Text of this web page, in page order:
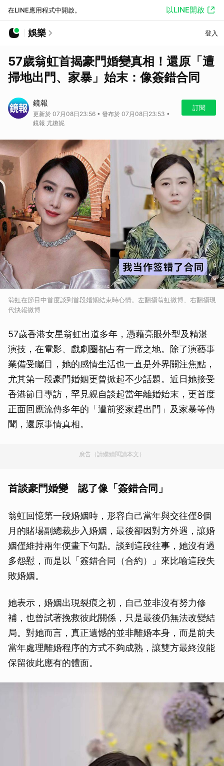
在LINE應用程式中開啟。 以LINE開啟
娛樂 登入
57歲翁虹首揭豪門婚變真相！還原「遭
掃地出門、家暴」始末：像簽錯合同
鏡報
更新於 07月08日23:56 • 發布於 07月08日23:53 •
鏡報 尤嬿妮
訂閱
翁虹在節目中首度談到首段婚姻結束時心情。左翻攝翁虹微博、右翻攝現
代快報微博
57歲香港女星翁虹出道多年，憑藉亮眼外型及精湛
演技，在電影、戲劇圈都占有一席之地。除了演藝事
業備受矚目，她的感情生活也一直是外界關注焦點，
尤其第一段豪門婚姻更曾掀起不少話題。近日她接受
香港節目專訪，罕見親自談起當年離婚始末，更首度
正面回應流傳多年的「遭前婆家趕出門」及家暴等傳
聞，還原事情真相。
廣告（請繼續閱讀本文）
首談豪門婚變 認了像「簽錯合同」
翁虹回憶第一段婚姻時，形容自己當年與交往僅8個
月的賭場副總裁步入婚姻，最後卻因對方外遇，讓婚
姻僅維持兩年便畫下句點。談到這段往事，她沒有過
多怨懟，而是以「簽錯合同（合約）」來比喻這段失
敗婚姻。
她表示，婚姻出現裂痕之初，自己並非沒有努力修
補，也曾試著挽救彼此關係，只是最後仍無法改變結
局。對她而言，真正遺憾的並非離婚本身，而是前夫
當年處理離婚程序的方式不夠成熟，讓雙方最終沒能
保留彼此應有的體面。